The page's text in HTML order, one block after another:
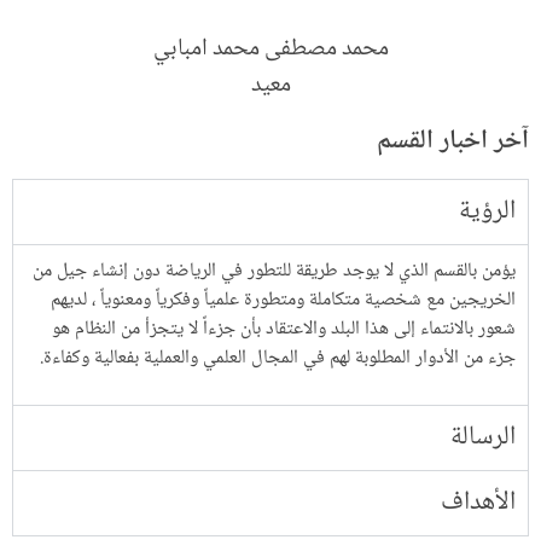
محمد مصطفى محمد امبابي
معيد
آخر اخبار القسم
الرؤية
يؤمن بالقسم الذي لا يوجد طريقة للتطور في الرياضة دون إنشاء جيل من
الخريجين مع شخصية متكاملة ومتطورة علمياً وفكرياً ومعنوياً ، لديهم
شعور بالانتماء إلى هذا البلد والاعتقاد بأن جزءاً لا يتجزأ من النظام هو
جزء من الأدوار المطلوبة لهم في المجال العلمي والعملية بفعالية وكفاءة.
الرسالة
الأهداف